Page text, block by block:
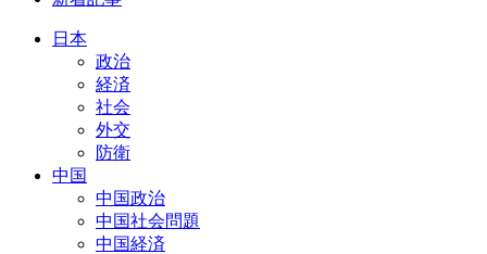
日本
政治
経済
社会
外交
防衛
中国
中国政治
中国社会問題
中国経済